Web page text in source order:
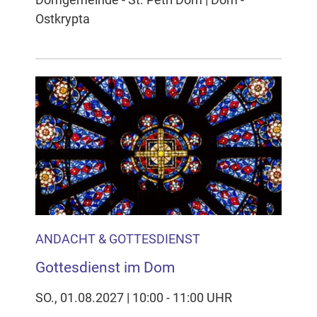
Ostkrypta
ANDACHT & GOTTESDIENST
Gottesdienst im Dom
SO., 01.08.2027 | 10:00 - 11:00 UHR